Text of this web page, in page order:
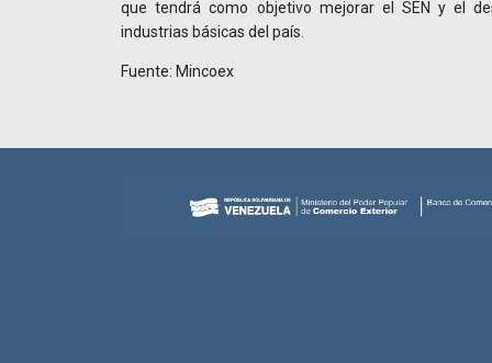
que tendrá como objetivo mejorar el SEN y el
industrias básicas del país.
Fuente: Mincoex